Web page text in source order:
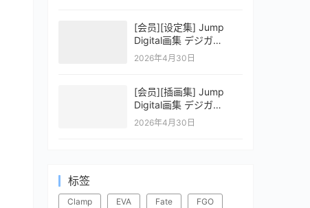
[会员][设定集] Jump
Digital画集 デジガ
CLAYMORE 2
2026年4月30日
[会员][插画集] Jump
Digital画集 デジガ
CLAYMORE 1
2026年4月30日
标签
Clamp EVA Fate
FGO